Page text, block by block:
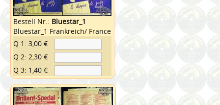
Bestell Nr.: Bluestar_1
Bluestar_1 Frankreich/ France
Q 1: 3,00 €
Q 2: 2,30 €
Q 3: 1,40 €